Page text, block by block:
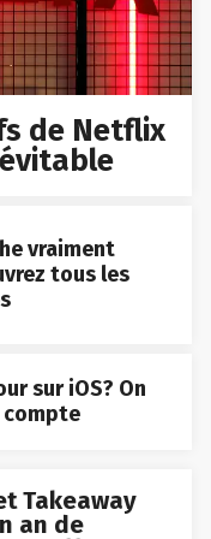
de Netflix
vraiment
tous les
sur iOS? On
Takeaway
an de